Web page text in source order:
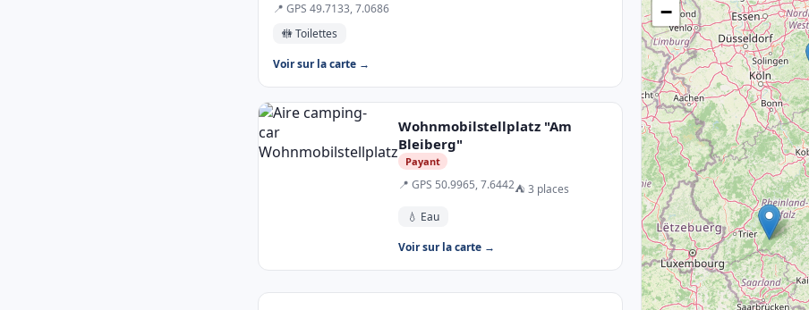
📍 GPS 49.7133, 7.0686
🚻 Toilettes
Voir sur la carte →
Wohnmobilstellplatz "Am
Bleiberg"
Payant
📍 GPS 50.9965, 7.6442⛺ 3 places
💧 Eau
Voir sur la carte →
−